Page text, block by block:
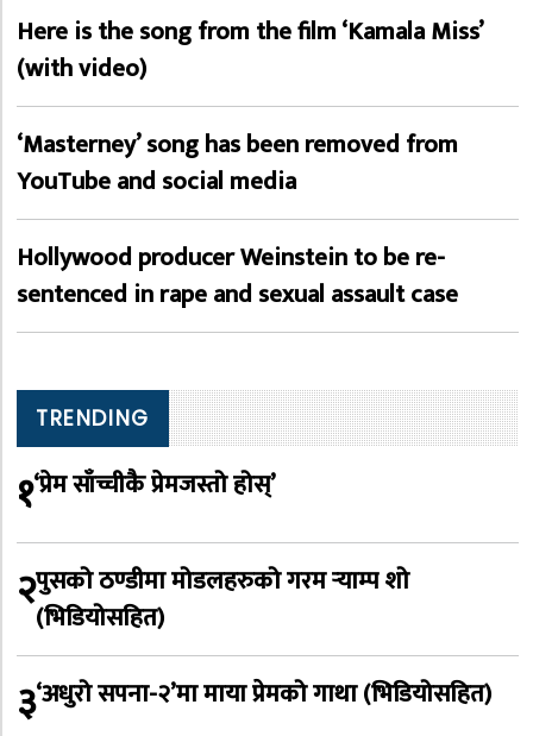
Here is the song from the film ‘Kamala Miss’
(with video)
‘Masterney’ song has been removed from
YouTube and social media
Hollywood producer Weinstein to be re-
sentenced in rape and sexual assault case
TRENDING
१‘प्रेम साँच्चीकै प्रेमजस्तो होस्’
२पुसको ठण्डीमा मोडलहरुको गरम र्‍याम्प शो
(भिडियोसहित)
३‘अधुरो सपना-२’मा माया प्रेमको गाथा (भिडियोसहित)